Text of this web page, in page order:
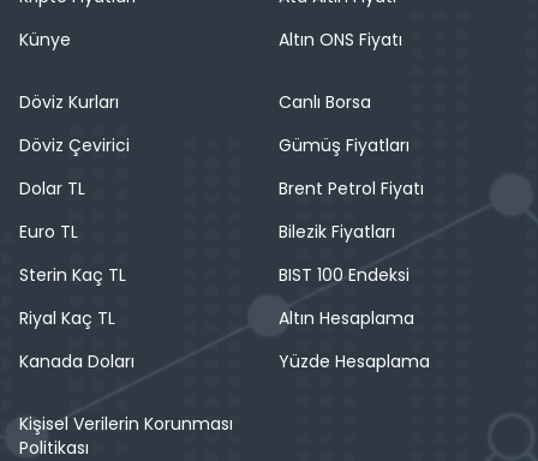
Künye
Altın ONS Fiyatı
Döviz Kurları
Döviz Çevirici
Dolar TL
Euro TL
Sterin Kaç TL
Riyal Kaç TL
Kanada Doları
Canlı Borsa
Gümüş Fiyatları
Brent Petrol Fiyatı
Bilezik Fiyatları
BIST 100 Endeksi
Altın Hesaplama
Yüzde Hesaplama
Kişisel Verilerin Korunması
Politikası